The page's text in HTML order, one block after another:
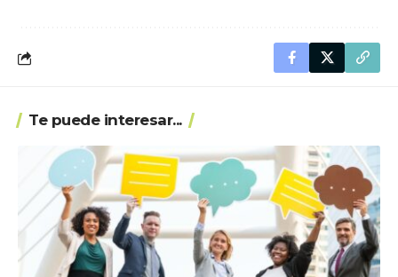
Te puede interesar...